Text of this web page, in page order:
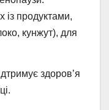
із продуктами,
кунжут), для
здоров’я